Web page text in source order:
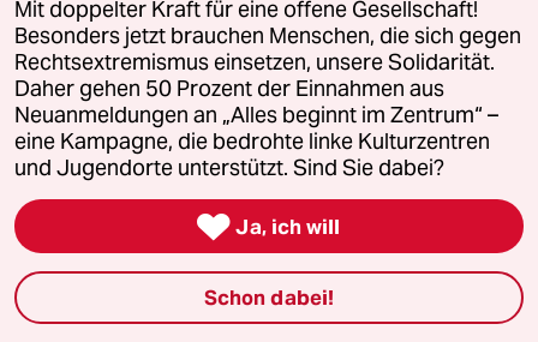
Downloads für Abonnierende
© 2026 taz Verlags und Vertriebs GmbH
Alle Rechte vorbehalten. Bei rechtlichen Fragen oder für Genehmigungen
wenden Sie sich bitte an
lizenzen@taz.de
Feedback Redaktionsstatut Kommune-Richtlinien
Leitlinie Datenschutz Impressum
Mit doppelter Kraft für eine offene Gesellschaft!
Besonders jetzt brauchen Menschen, die sich gegen
Rechtsextremismus einsetzen, unsere Solidarität.
Daher gehen 50 Prozent der Einnahmen aus
Neuanmeldungen an „Alles beginnt im Zentrum“ –
eine Kampagne, die bedrohte linke Kulturzentren
und Jugendorte unterstützt. Sind Sie dabei?
 Ja, ich will
Schon dabei!